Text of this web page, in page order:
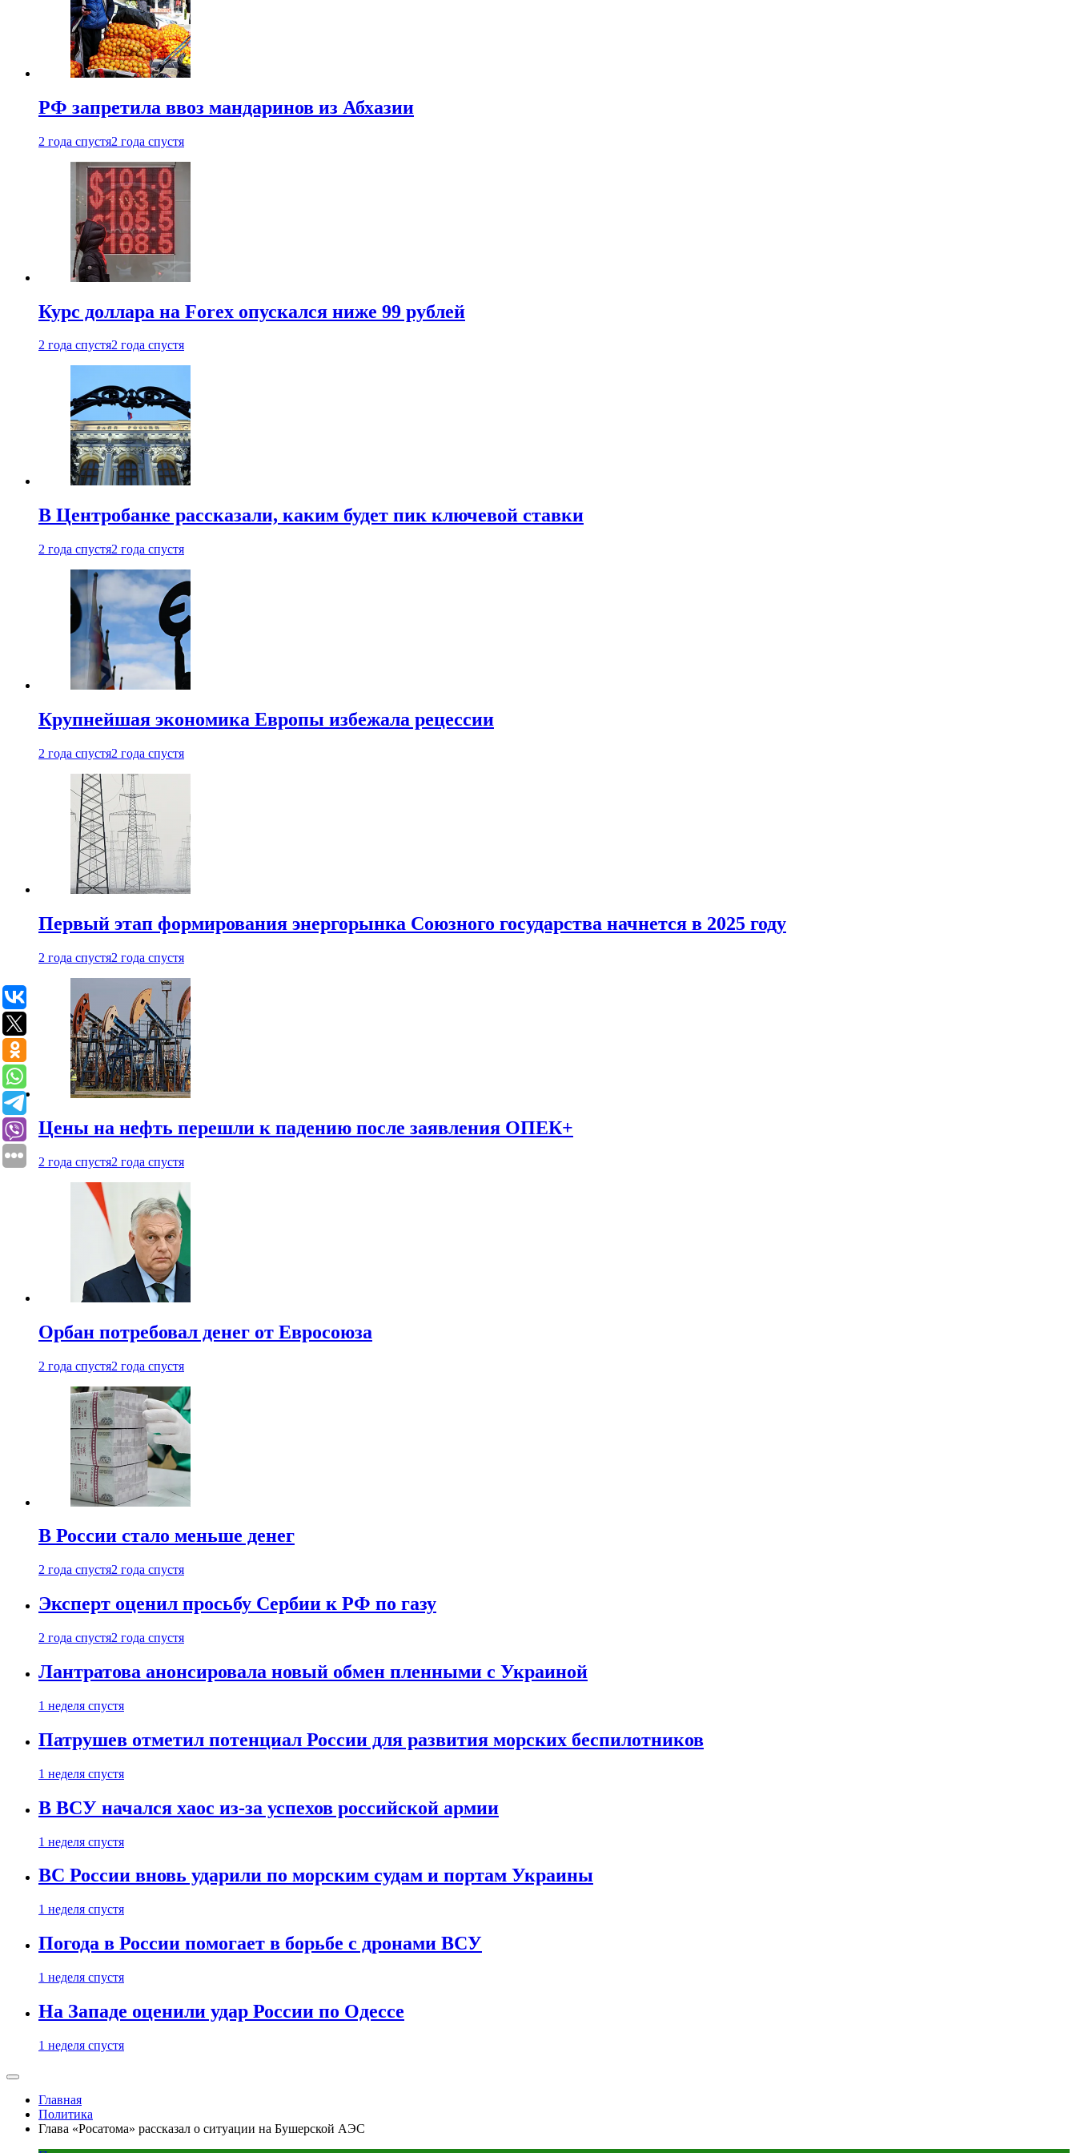
РФ запретила ввоз мандаринов из Абхазии
2 года спустя2 года спустя
Курс доллара на Forex опускался ниже 99 рублей
2 года спустя2 года спустя
В Центробанке рассказали, каким будет пик ключевой ставки
2 года спустя2 года спустя
Крупнейшая экономика Европы избежала рецессии
2 года спустя2 года спустя
Первый этап формирования энергорынка Союзного государства начнется в 2025 году
2 года спустя2 года спустя
Цены на нефть перешли к падению после заявления ОПЕК+
2 года спустя2 года спустя
Орбан потребовал денег от Евросоюза
2 года спустя2 года спустя
В России стало меньше денег
2 года спустя2 года спустя
Эксперт оценил просьбу Сербии к РФ по газу
2 года спустя2 года спустя
Лантратова анонсировала новый обмен пленными с Украиной
1 неделя спустя
Патрушев отметил потенциал России для развития морских беспилотников
1 неделя спустя
В ВСУ начался хаос из-за успехов российской армии
1 неделя спустя
ВС России вновь ударили по морским судам и портам Украины
1 неделя спустя
Погода в России помогает в борьбе с дронами ВСУ
1 неделя спустя
На Западе оценили удар России по Одессе
1 неделя спустя
Главная
Политика
Глава «Росатома» рассказал о ситуации на Бушерской АЭС